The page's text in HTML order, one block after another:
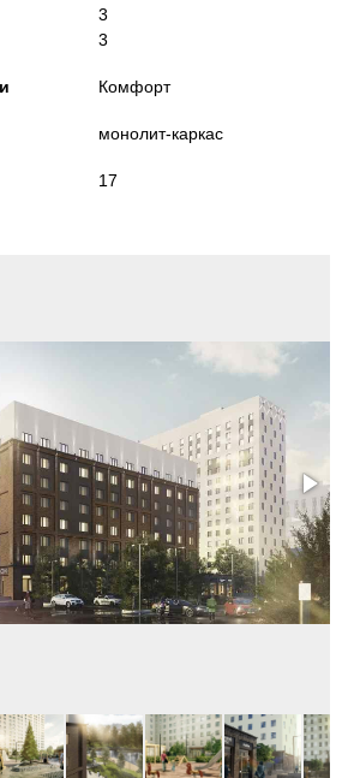
в доме
3
3
Комфорт
монолит-каркас
17
2,72-3,0
ООО СЗ ПСК ДОМ
ПСК Дом девелопмент